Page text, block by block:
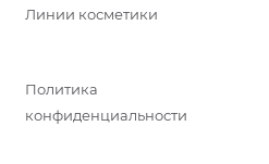
Линии косметики
Политика
конфиденциальности